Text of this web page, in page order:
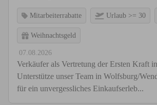
Mitarbeiterrabatte Urlaub >= 30
Weihnachtsgeld
07.08.2026
Verkäufer als Vertretung der Ersten Kraft
Unterstütze unser Team in Wolfsburg/
für ein unvergessliches Einkaufserleb...